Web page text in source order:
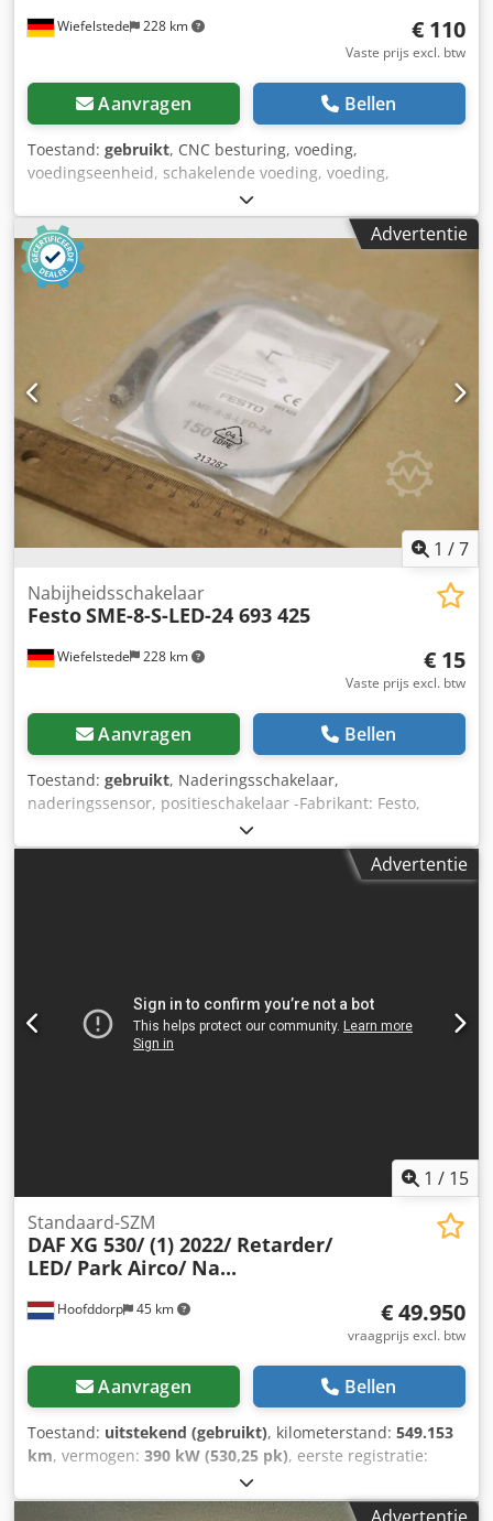
Wiefelstede 228 km € 110
Vaste prijs excl. btw
Aanvragen Bellen
Toestand: gebruikt, CNC besturing, voeding,
voedingseenheid, schakelende voeding, voeding,
servomodule, besturingseenheid, promodule -Fabrikant:
Schleicher, Promodul besturingseenheid van Ilsemann
KCD 1 verpakkingsmachine -Type: KEG 24-30 -Afmetingen:
600/145/H180 mm -Gewicht: 7,7 kg Csdorfztwspfx Aaxjha
Advertentie
1 /7
Wiefelstede 228 km
Nabijheidsschakelaar
FestoSME-8-S-LED-24 693 425
€ 15
Vaste prijs excl. btw
Aanvragen Bellen
Toestand: gebruikt, Naderingsschakelaar,
naderingssensor, positieschakelaar -Fabrikant: Festo,
Naderingsschakelaar Ovp -Type: SME-8-S-LED-24 693 425 -
Schakelaar: Festo 150 857 N413 -Aantal: 8x schakelaars
beschikbaar Chsdpfx Ajitapuoaxsa -Prijs: per stuk -maat
Advertentie
1 / 15
Hoofddorp 45 km
Standaard-SZM
DAF XG 530/ (1) 2022/ Retarder/
LED/ Park Airco/ Na...
€ 49.950
vraagprijs excl. btw
Aanvragen Bellen
Toestand: uitstekend (gebruikt), kilometerstand: 549.153
km, vermogen: 390 kW (530,25 pk), eerste registratie:
diesel
385/65R22.5, asconfiguratie:4x2, wielbasis:4.000 mm,